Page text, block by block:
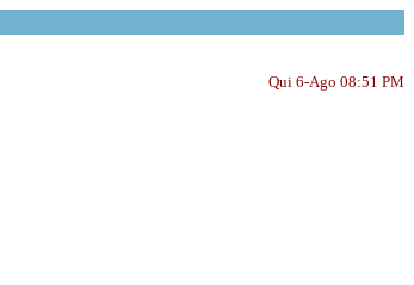
Qui 6-Ago 08:51 PM